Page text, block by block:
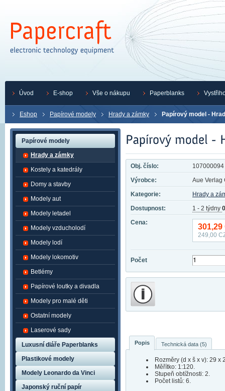
Eshop Papírové modely Hrady a zámky Papírový model -
Obj. číslo:
107000094
Výrobce:
Aue Verlag
Kategorie:
Hrady a
Dostupnost:
1 - 2 týdny
Cena:
301,29
249,00
Počet
Popis Technická data (5)
Rozměry (d x š x v): 29 x
Měřítko: 1:120.
Stupeň obtížnosti: 2.
Počet listů: 6.
Papírové modely
Hrady a zámky
Kostely a katedrály
Domy a stavby
Modely aut
Modely letadel
Modely vzducholodí
Modely lodí
Modely lokomotiv
Betlémy
Papírové loutky a divadla
Modely pro malé děti
Ostatní modely
Laserové sady
Luxusní diáře Paperblanks
Plastikové modely
Modely Leonardo da Vinci
Japonský ruční papír
Úvod E-shop Vše o nákupu Paperblanks